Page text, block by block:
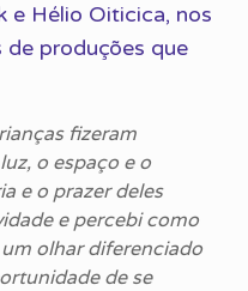
e Hélio Oiticica, nos
produções que
fizeram
o espaço e o
e o prazer deles
e percebi como
olhar diferenciado
de se